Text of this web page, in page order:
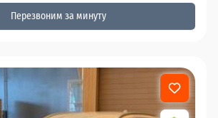
Перезвоним за минуту